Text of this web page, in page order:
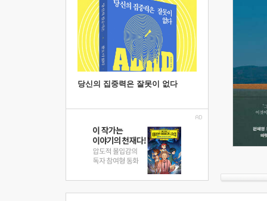
당신의 집중력은 잘못이 없다